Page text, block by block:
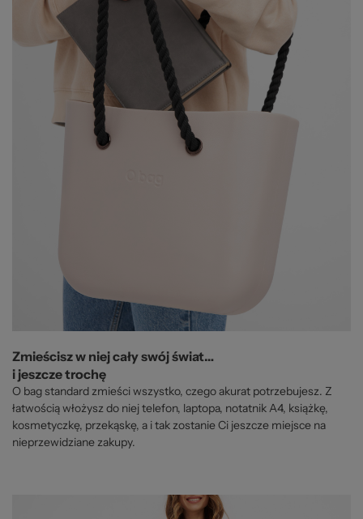
Zmieścisz w niej cały swój świat…
i jeszcze trochę
O bag standard zmieści wszystko, czego akurat potrzebujesz. Z
łatwością włożysz do niej telefon, laptopa, notatnik A4, książkę,
kosmetyczkę, przekąskę, a i tak zostanie Ci jeszcze miejsce na
nieprzewidziane zakupy.